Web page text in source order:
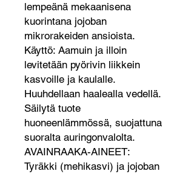
lempeänä mekaanisena
kuorintana jojoban
mikrorakeiden ansioista.
Käyttö: Aamuin ja illoin
levitetään pyörivin liikkein
kasvoille ja kaulalle.
Huuhdellaan haalealla vedellä.
Säilytä tuote
huoneenlämmössä, suojattuna
suoralta auringonvalolta.
AVAINRAAKA-AINEET:
Tyräkki (mehikasvi) ja jojoban